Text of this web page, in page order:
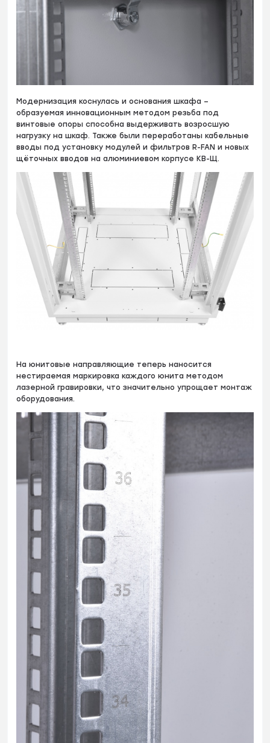
Модернизация коснулась и основания шкафа –
образуемая инновационным методом резьба под
винтовые опоры способна выдерживать возросшую
нагрузку на шкаф. Также были переработаны кабельные
вводы под установку модулей и фильтров R-FAN и новых
щёточных вводов на алюминиевом корпусе КВ-Щ.
На юнитовые направляющие теперь наносится
нестираемая маркировка каждого юнита методом
лазерной гравировки, что значительно упрощает монтаж
оборудования.